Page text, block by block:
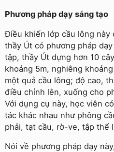
Phương pháp dạy sáng tạo
Điều khiến lớp cầu lông này
thầy Út có phương pháp
tập, thầy Út dựng hơn 10
khoảng 5m, nghiêng
một quả cầu lông; độ cao,
điều chỉnh lên, xuống cho
Với dụng cụ này, học viên
tác khác nhau như phông
phải, tạt cầu, rờ-ve, tập thể
Nói về phương pháp dạy